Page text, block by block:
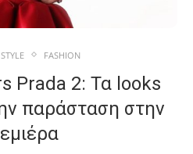
FASHION
Prada 2: Τα looks
παράσταση στην